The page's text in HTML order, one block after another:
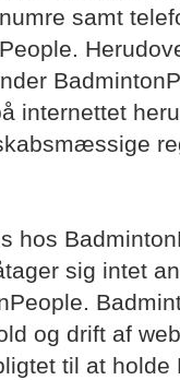
samt
internettet
hos
sig intet
og drift af
til at